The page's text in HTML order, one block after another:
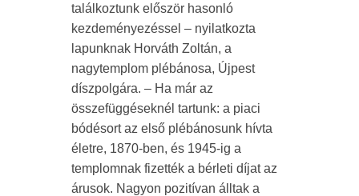
találkoztunk először hasonló
kezdeményezéssel – nyilatkozta
lapunknak Horváth Zoltán, a
nagytemplom plébánosa, Újpest
díszpolgára. – Ha már az
összefüggéseknél tartunk: a piaci
bódésort az első plébánosunk hívta
életre, 1870-ben, és 1945-ig a
templomnak fizették a bérleti díjat az
árusok. Nagyon pozitívan álltak a